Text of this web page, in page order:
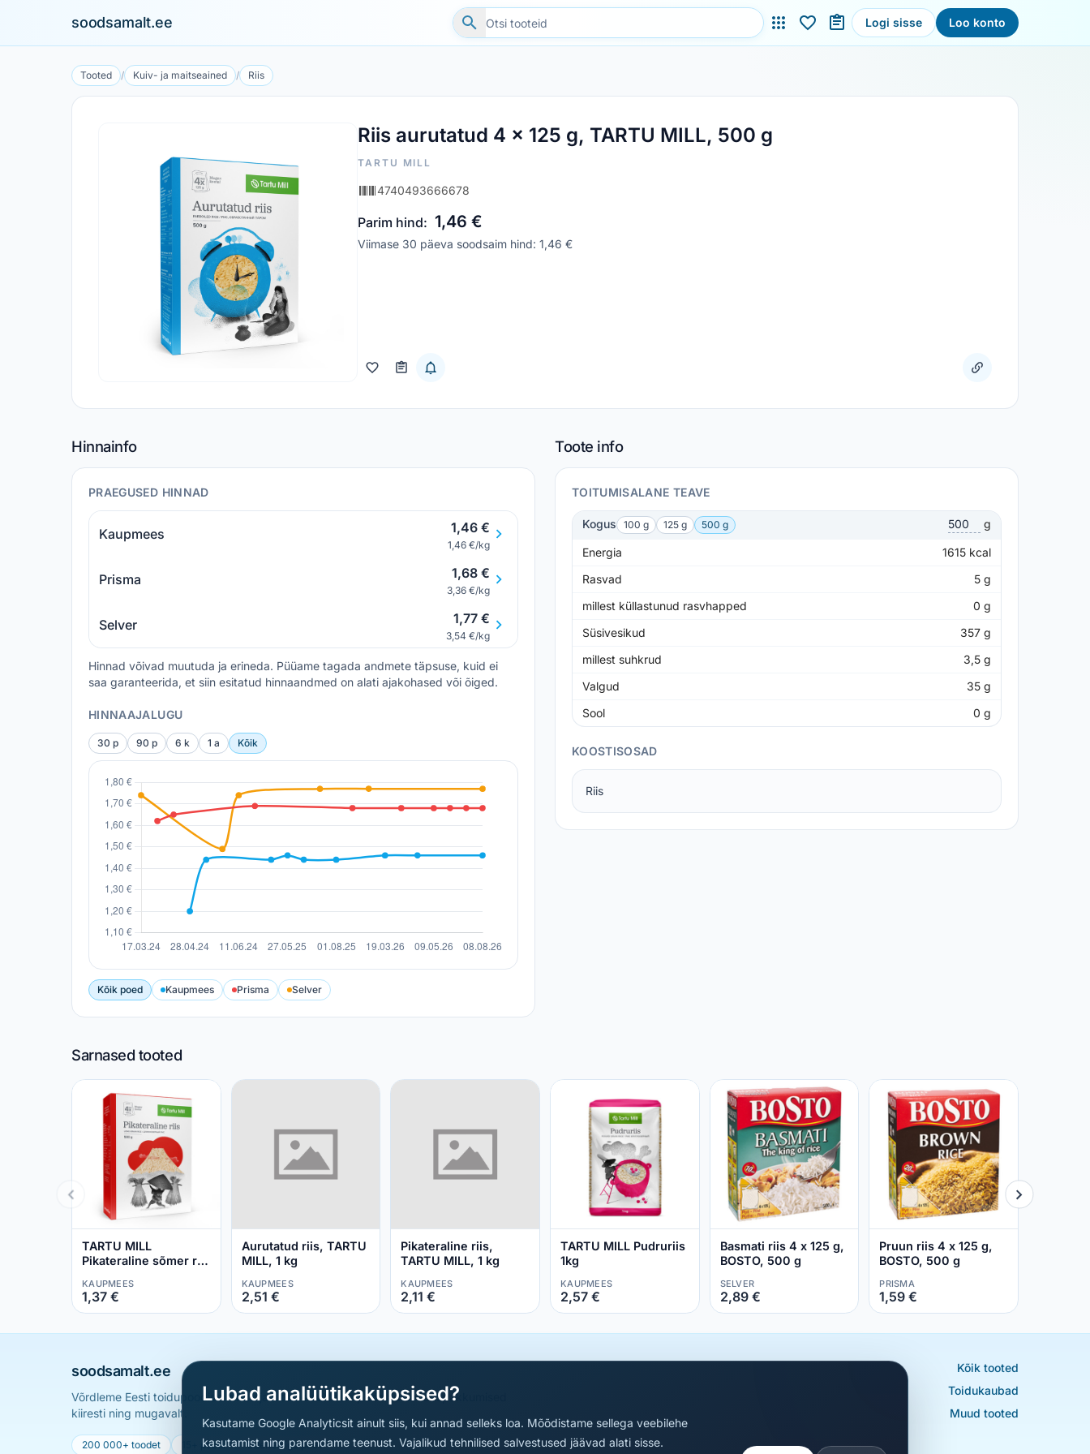
soodsamalt.ee Logi sisse Loo konto
Tooted / Kuiv- ja maitseained / Riis
Riis aurutatud 4 x 125 g, TARTU MILL, 500 g
TARTU MILL
4740493666678
Parim hind: 1,46 €
Viimase 30 päeva soodsaim hind: 1,46 €
Hinnainfo
PRAEGUSED HINNAD
Kaupmees 1,46 €
1,46 €/kg
Prisma 1,68 €
3,36 €/kg
Selver 1,77 €
3,54 €/kg
Hinnad võivad muutuda ja erineda. Püüame tagada andmete täpsuse, kuid ei
saa garanteerida, et siin esitatud hinnaandmed on alati ajakohased või õiged.
HINNAAJALUGU
30 p 90 p 6 k 1 a Kõik
Kõik poed Kaupmees Prisma Selver
Toote info
TOITUMISALANE TEAVE
Kogus 100 g 125 g 500 g g
Energia 1615 kcal
Rasvad
5 g
millest küllastunud rasvhapped
0 g
Süsivesikud
357 g
millest suhkrud
3,5 g
Valgud
35 g
Sool
0 g
KOOSTISOSAD
Riis
Sarnased tooted
TARTU MILL
Pikateraline sõmer riis
KAUPMEES
1,37 €
Aurutatud riis, TARTU
MILL, 1 kg
KAUPMEES
2,51 €
Pikateraline riis,
TARTU MILL, 1 kg
KAUPMEES
2,11 €
TARTU MILL Pudruriis
1kg
KAUPMEES
2,57 €
Basmati riis 4 x 125 g,
BOSTO, 500 g
SELVER
2,89 €
Pruun riis 4 x 125 g,
BOSTO, 500 g
PRISMA
1,59 €
soodsamalt.ee
Võrdleme Eesti toidupoodide hindu ja aitame sul leida parimad sooduspakkumised
kiiresti ning mugavalt.
200 000+ toodet 15+ poodi Uueneb iga päev
Kõik tooted
Toidukaubad
Muud tooted
Lubad analüütikaküpsised?
Kasutame Google Analyticsit ainult siis, kui annad selleks loa. Mõõdistame sellega veebilehe
kasutamist ning parendame teenust. Vajalikud tehnilised salvestused jäävad alati sisse.